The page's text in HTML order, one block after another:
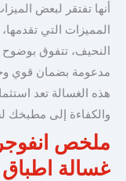
أنها تفتقر لبعض
المميزات التي
النحيف، تتفوق بوضوح
مدعومة بضمان قوي
هذه الغسالة تعد
والكفاءة إلى مطبخك
ملخص
غسالة اطباق بيكو